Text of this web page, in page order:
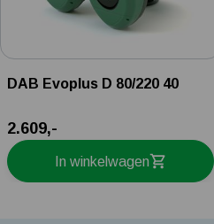
DAB Evoplus D 80/220 40
2.609,-
In winkelwagen